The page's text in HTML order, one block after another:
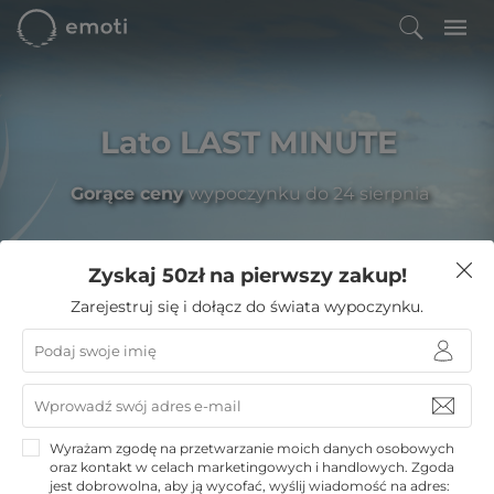
Lato LAST MINUTE
Gorące cenywypoczynku do 24 sierpnia
Filtruj
Emoti » Noclegi w górach » Białka Tatrzańska noclegi »
Hotel Zawrat Ski Resort & SPA
Hotel Zawrat Ski Resort & SPA
Białka Tatrzańska
Zyskaj 50zł na pierwszy zakup!
Zarejestruj się i dołącz do świata wypoczynku.
Wyrażam zgodę na przetwarzanie moich danych osobowych
oraz kontakt w celach marketingowych i handlowych. Zgoda
jest dobrowolna, aby ją wycofać, wyślij wiadomość na adres: